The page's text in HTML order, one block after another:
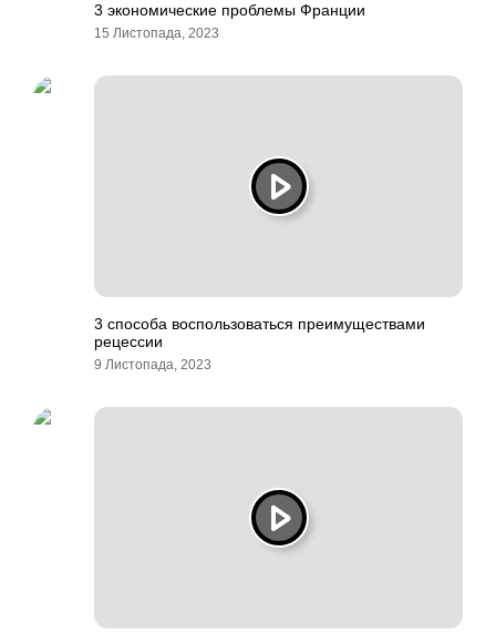
3 экономические проблемы Франции
15 Листопада, 2023
3 способа воспользоваться преимуществами
рецессии
9 Листопада, 2023